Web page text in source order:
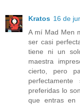
Kratos 16 de
A mí Mad Men
ser casi
tiene ni un
maestra
cierto, pero
preferidas lo
que entras en